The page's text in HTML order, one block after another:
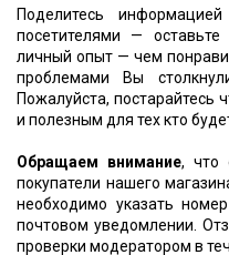
Поделитесь
посетителями —
личный опыт — чем
проблемами Вы
Пожалуйста,
и полезным для тех кто
Обращаем внимание, что
покупатели нашего
необходимо указать
почтовом уведомлении.
проверки модератором в